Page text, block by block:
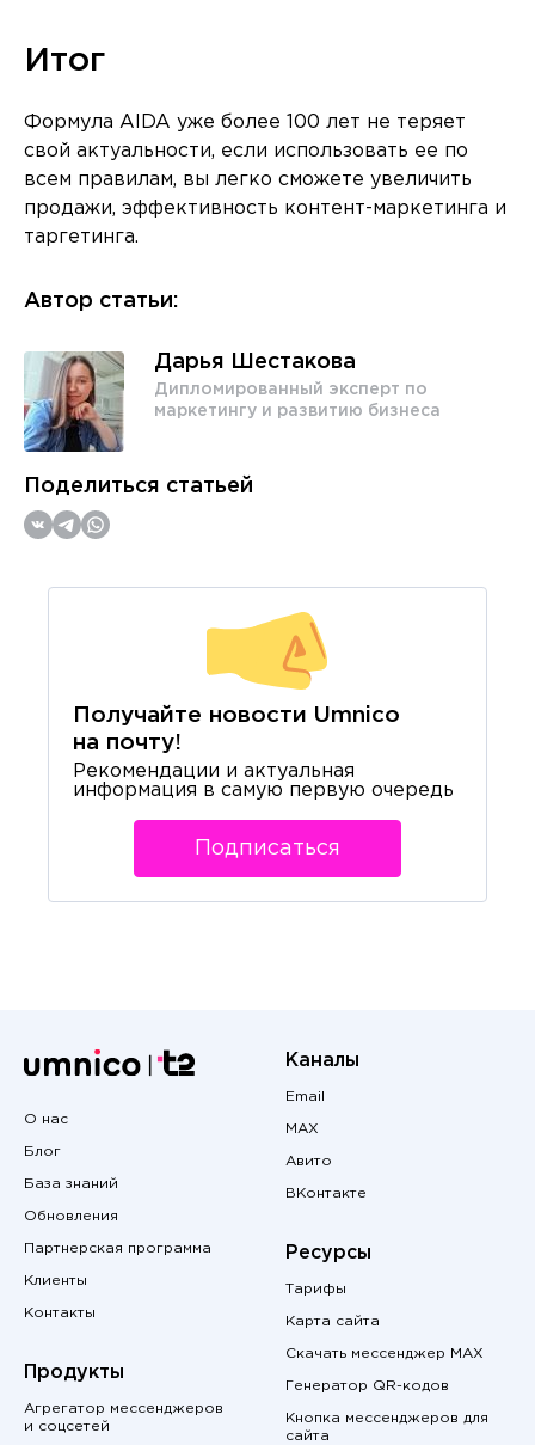
Итог
Формула AIDA уже более 100 лет не теряет
свой актуальности, если использовать ее по
всем правилам, вы легко сможете увеличить
продажи, эффективность контент-маркетинга и
таргетинга.
Автор статьи:
Дарья Шестакова
Дипломированный эксперт по
маркетингу и развитию бизнеса
Поделиться статьей
Получайте новости Umnico
на почту!
Рекомендации и актуальная
информация в самую первую очередь
Подписаться
О нас
Блог
База знаний
Обновления
Партнерская программа
Клиенты
Контакты
Продукты
Агрегатор мессенджеров
и соцсетей
Каналы
Email
MAX
Авито
ВКонтакте
Ресурсы
Тарифы
Карта сайта
Скачать мессенджер MAX
Генератор QR-кодов
Кнопка мессенджеров для
сайта